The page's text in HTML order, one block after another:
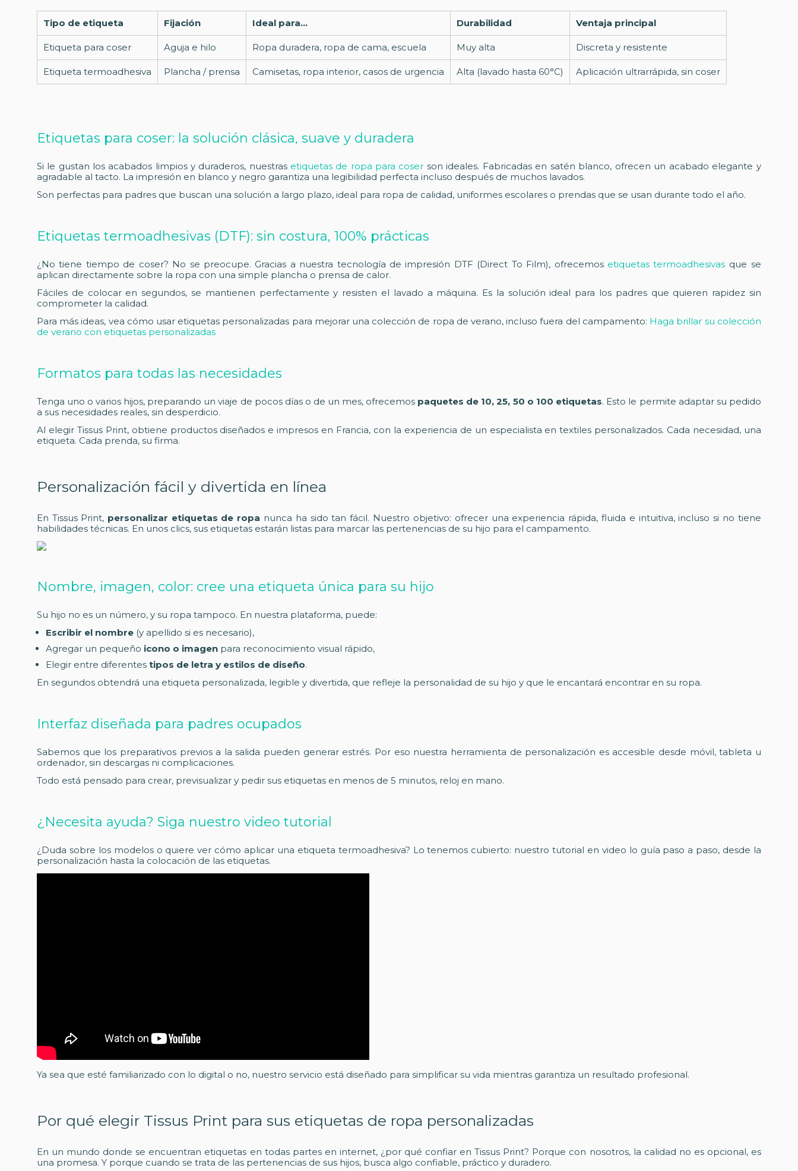
Tipo de etiqueta Fijación Ideal para… Durabilidad Ventaja principal
Etiqueta para coser Aguja e hilo Ropa duradera, ropa de cama, escuela Muy alta Discreta y resistente
Etiqueta termoadhesiva Plancha / prensa Camisetas, ropa interior, casos de urgencia Alta (lavado hasta 60°C) Aplicación ultrarrápida, sin coser
Etiquetas para coser: la solución clásica, suave y duradera
Si le gustan los acabados limpios y duraderos, nuestras etiquetas de ropa para coser son ideales. Fabricadas en satén blanco, ofrecen un acabado elegante y
agradable al tacto. La impresión en blanco y negro garantiza una legibilidad perfecta incluso después de muchos lavados.
Son perfectas para padres que buscan una solución a largo plazo, ideal para ropa de calidad, uniformes escolares o prendas que se usan durante todo el año.
Etiquetas termoadhesivas (DTF): sin costura, 100% prácticas
¿No tiene tiempo de coser? No se preocupe. Gracias a nuestra tecnología de impresión DTF (Direct To Film), ofrecemos etiquetas termoadhesivas que se
aplican directamente sobre la ropa con una simple plancha o prensa de calor.
Fáciles de colocar en segundos, se mantienen perfectamente y resisten el lavado a máquina. Es la solución ideal para los padres que quieren rapidez sin
comprometer la calidad.
Para más ideas, vea cómo usar etiquetas personalizadas para mejorar una colección de ropa de verano, incluso fuera del campamento: Haga brillar su colección
de verano con etiquetas personalizadas
Formatos para todas las necesidades
Tenga uno o varios hijos, preparando un viaje de pocos días o de un mes, ofrecemos paquetes de 10, 25, 50 o 100 etiquetas. Esto le permite adaptar su pedido
a sus necesidades reales, sin desperdicio.
Al elegir Tissus Print, obtiene productos diseñados e impresos en Francia, con la experiencia de un especialista en textiles personalizados. Cada necesidad, una
etiqueta. Cada prenda, su firma.
Personalización fácil y divertida en línea
En Tissus Print, personalizar etiquetas de ropa nunca ha sido tan fácil. Nuestro objetivo: ofrecer una experiencia rápida, fluida e intuitiva, incluso si no tiene
habilidades técnicas. En unos clics, sus etiquetas estarán listas para marcar las pertenencias de su hijo para el campamento.
Nombre, imagen, color: cree una etiqueta única para su hijo
Su hijo no es un número, y su ropa tampoco. En nuestra plataforma, puede:
Escribir el nombre (y apellido si es necesario),
Agregar un pequeño icono o imagen para reconocimiento visual rápido,
Elegir entre diferentes tipos de letra y estilos de diseño.
En segundos obtendrá una etiqueta personalizada, legible y divertida, que refleje la personalidad de su hijo y que le encantará encontrar en su ropa.
Interfaz diseñada para padres ocupados
Sabemos que los preparativos previos a la salida pueden generar estrés. Por eso nuestra herramienta de personalización es accesible desde móvil, tableta u
ordenador, sin descargas ni complicaciones.
Todo está pensado para crear, previsualizar y pedir sus etiquetas en menos de 5 minutos, reloj en mano.
¿Necesita ayuda? Siga nuestro video tutorial
¿Duda sobre los modelos o quiere ver cómo aplicar una etiqueta termoadhesiva? Lo tenemos cubierto: nuestro tutorial en video lo guía paso a paso, desde la
personalización hasta la colocación de las etiquetas.
Ya sea que esté familiarizado con lo digital o no, nuestro servicio está diseñado para simplificar su vida mientras garantiza un resultado profesional.
Por qué elegir Tissus Print para sus etiquetas de ropa personalizadas
En un mundo donde se encuentran etiquetas en todas partes en internet, ¿por qué confiar en Tissus Print? Porque con nosotros, la calidad no es opcional, es
una promesa. Y porque cuando se trata de las pertenencias de sus hijos, busca algo confiable, práctico y duradero.